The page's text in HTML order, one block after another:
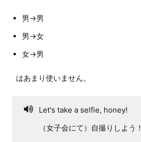
男→男
男→女
女→男
Let's take a selfie, honey!
（女子会にて）自撮りしよう！